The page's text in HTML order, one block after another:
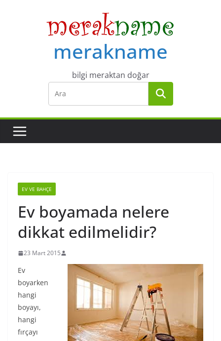
merakname
bilgi meraktan doğar
EV VE BAHÇE
Ev boyamada nelere
dikkat edilmelidir?
23 Mart 2015
Ev
boyarken
hangi
boyayı,
hangi
fırçayı